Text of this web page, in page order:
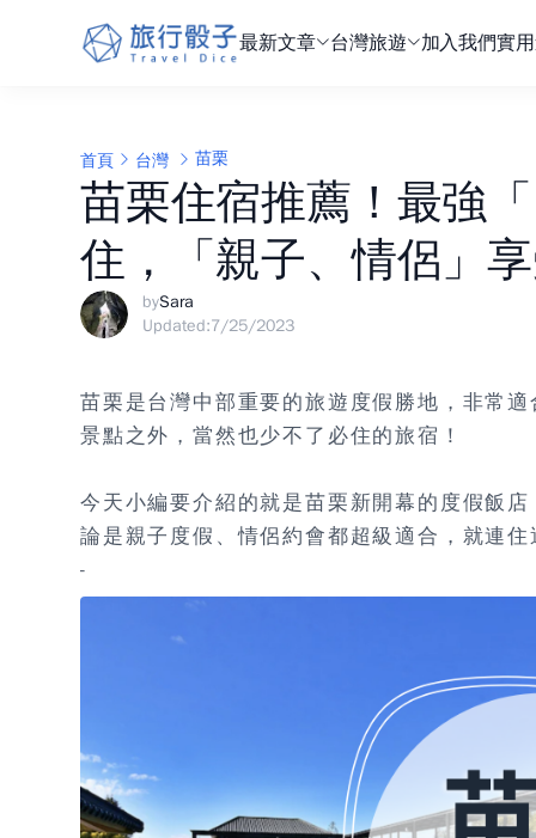
最新文章 台灣旅遊 加入我們實
首頁 台灣 苗栗
苗栗住宿推薦！最強
住，「親子、情侶」
bySara
Updated:7/25/2023
苗栗是台灣中部重要的旅遊度假勝地，非常
景點之外，當然也少不了必住的旅宿！
今天小編要介紹的就是苗栗新開幕的度假飯店
論是親子度假、情侶約會都超級適合，就連
-